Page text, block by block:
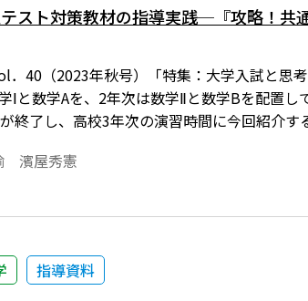
スト対策教材の指導実践─『攻略！共
．40（2023年秋号）「特集：大学入試と思
Ⅰと数学Aを、2年次は数学Ⅱと数学Bを配置
終了し、高校3年次の演習時間に今回紹介
濱屋秀憲
指導資料